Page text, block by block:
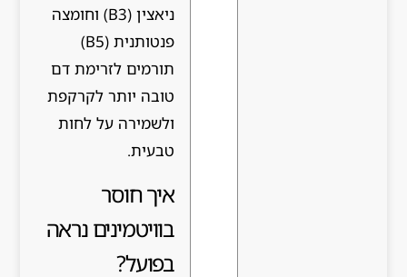
ניאצין (B3) וחומצה
פנטותנית (B5)
תורמים לזרימת דם
טובה יותר לקרקפת
ולשמירה על לחות
בוויטמינים נראה